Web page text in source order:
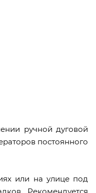
ручной дуговой
постоянного
или на улице под